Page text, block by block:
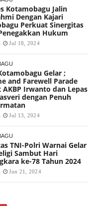
Kotamobagu Jalin
Dengan Kajari
Perkuat Sinergitas
Hukum
Jul 18, 2024
Gelar ;
and Farewell Parade
AKBP Irwanto dan Lepas
dengan Penuh
Jul 13, 2024
TNI-Polri Warnai Gelar
Sambut Hari
ke-78 Tahun 2024
Jun 21, 2024